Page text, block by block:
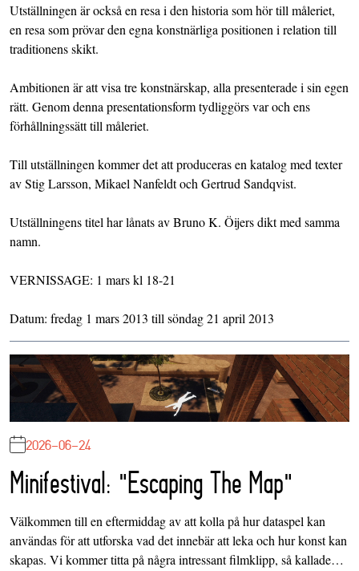
Utställningen är också en resa i den historia som hör till måleriet,
en resa som prövar den egna konstnärliga positionen i relation till
traditionens skikt.
Ambitionen är att visa tre konstnärskap, alla presenterade i sin egen
rätt. Genom denna presentationsform tydliggörs var och ens
förhållningssätt till måleriet.
Till utställningen kommer det att produceras en katalog med texter
av Stig Larsson, Mikael Nanfeldt och Gertrud Sandqvist.
Utställningens titel har lånats av Bruno K. Öijers dikt med samma
namn.
VERNISSAGE: 1 mars kl 18-21
Datum: fredag 1 mars 2013 till söndag 21 april 2013
2026-06-24
Minifestival: "Escaping The Map"
Välkommen till en eftermiddag av att kolla på hur dataspel kan
användas för att utforska vad det innebär att leka och hur konst kan
skapas. Vi kommer titta på några intressant filmklipp, så kallade…